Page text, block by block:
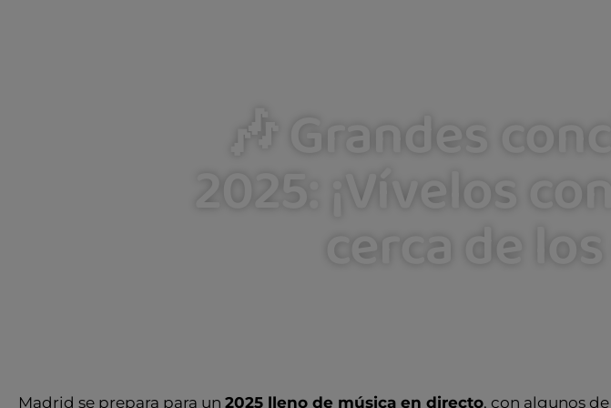
🎶 Grandes
2025: ¡Vívelos
cerca de
Madrid se prepara para un 2025 lleno de música en directo, con algunos